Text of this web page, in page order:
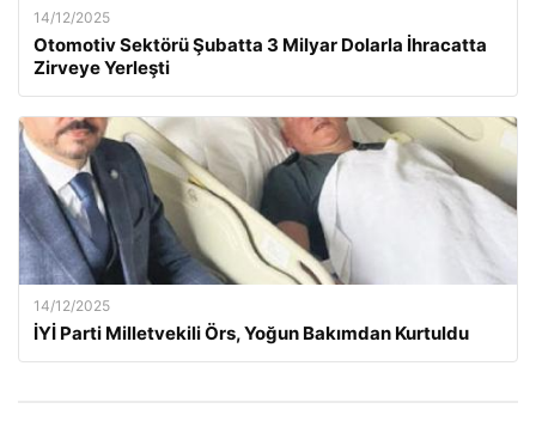
14/12/2025
Otomotiv Sektörü Şubatta 3 Milyar Dolarla İhracatta
Zirveye Yerleşti
14/12/2025
İYİ Parti Milletvekili Örs, Yoğun Bakımdan Kurtuldu